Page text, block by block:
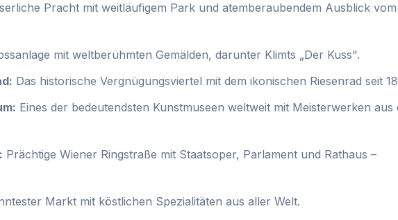
Pracht mit weitläufigem Park und atemberaubendem Ausblick vom
mit weltberühmten Gemälden, darunter Klimts „Der Kuss".
Das historische Vergnügungsviertel mit dem ikonischen Riesenrad seit
Eines der bedeutendsten Kunstmuseen weltweit mit Meisterwerken aus
Prächtige Wiener Ringstraße mit Staatsoper, Parlament und Rathaus –
Markt mit köstlichen Spezialitäten aus aller Welt.